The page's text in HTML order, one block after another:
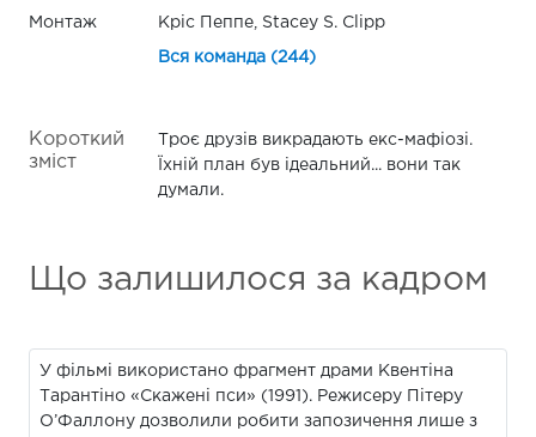
Монтаж Кріс Пеппе, Stacey S. Clipp
Вся команда (244)
Короткий
зміст
Троє друзів викрадають екс-мафіозі.
Їхній план був ідеальний... вони так
думали.
Що залишилося за кадром
У фільмі використано фрагмент драми Квентіна
Тарантіно «Скажені пси» (1991). Режисеру Пітеру
О’Фаллону дозволили робити запозичення лише з